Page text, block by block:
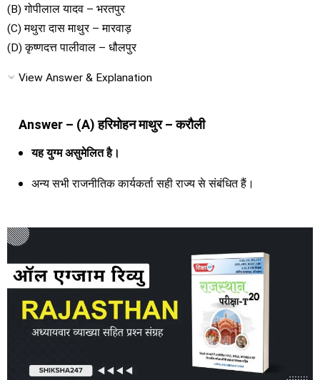
(B) गोपीलाल यादव – भरतपुर
(C) मथुरा दास माथुर – मारवाड़
(D) कृष्णदत्त पालीवाल – धौलपुर
View Answer & Explanation
Answer – (A) हरिमोहन माथुर – करौली
यह युग्म असुमेलित है।
अन्य सभी राजनीतिक कार्यकर्ता सही राज्य से संबंधित हैं।